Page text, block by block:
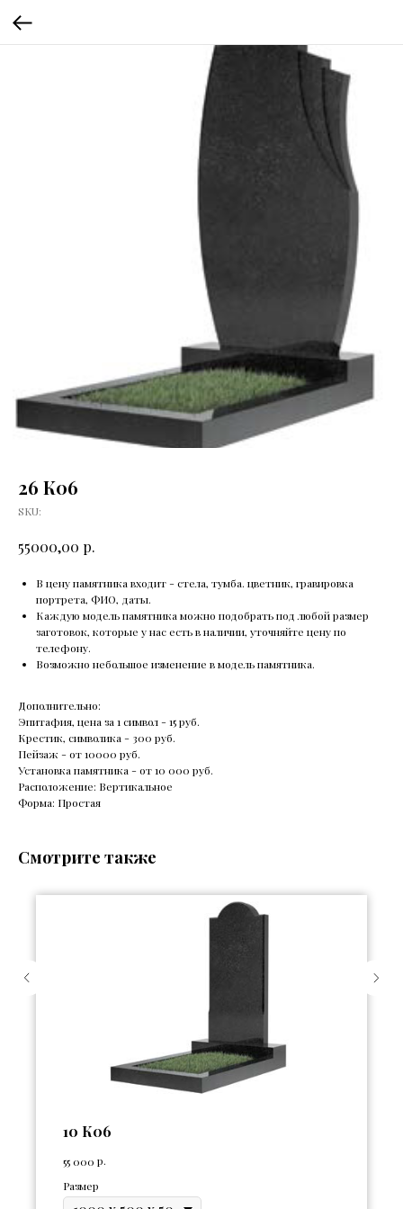
26 К06
SKU:
55000,00 р.
В цену памятника входит - стела, тумба. цветник, гравировка
портрета, ФИО, даты.
Каждую модель памятника можно подобрать под любой размер
заготовок, которые у нас есть в наличии, уточняйте цену по
телефону.
Возможно небольшое изменение в модель памятника.
Дополнительно:
Эпитафия, цена за 1 символ - 15 руб.
Крестик, символика - 300 руб.
Пейзаж - от 10000 руб.
Установка памятника - от 10 000 руб.
Расположение: Вертикальное
Форма: Простая
Смотрите также
10 К06
55 000 р.
Размер